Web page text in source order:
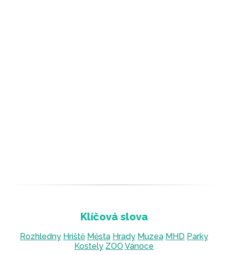
Rozhledny Hriště Města Hrady Muzea MHD Parky
Kostely ZOO Vánoce